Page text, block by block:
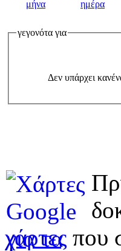
γεγονότα για
Δεν υπάρχει
χάρτες που